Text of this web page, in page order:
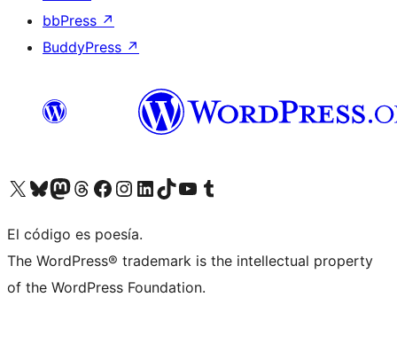
bbPress ↗
BuddyPress ↗
Visit our X (formerly Twitter) account
Visit our Bluesky account
Visit our Mastodon account
Visit our Threads account
Visita nuestra página de Facebook
Visita nuestra cuenta de Instagram
Visita nuestra cuenta de LinkedIn
Visit our TikTok account
Visita nuestro canal de YouTube
Visit our Tumblr account
El código es poesía.
The WordPress® trademark is the intellectual property
of the WordPress Foundation.